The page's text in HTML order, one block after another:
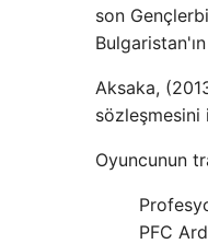
son
Aksaka,
sözleşmesini
Oyuncunun
PFC